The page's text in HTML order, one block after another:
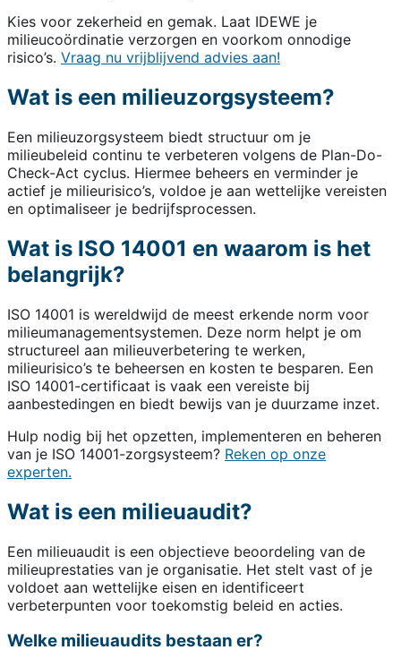
Kies voor zekerheid en gemak. Laat IDEWE je
milieucoördinatie verzorgen en voorkom onnodige
risico’s. Vraag nu vrijblijvend advies aan!
Wat is een milieuzorgsysteem?
Een milieuzorgsysteem biedt structuur om je
milieubeleid continu te verbeteren volgens de Plan-Do-
Check-Act cyclus. Hiermee beheers en verminder je
actief je milieurisico’s, voldoe je aan wettelijke vereisten
en optimaliseer je bedrijfsprocessen.
Wat is ISO 14001 en waarom is het
belangrijk?
ISO 14001 is wereldwijd de meest erkende norm voor
milieumanagementsystemen. Deze norm helpt je om
structureel aan milieuverbetering te werken,
milieurisico’s te beheersen en kosten te besparen. Een
ISO 14001-certificaat is vaak een vereiste bij
aanbestedingen en biedt bewijs van je duurzame inzet.
Hulp nodig bij het opzetten, implementeren en beheren
van je ISO 14001-zorgsysteem? Reken op onze
experten.
Wat is een milieuaudit?
Een milieuaudit is een objectieve beoordeling van de
milieuprestaties van je organisatie. Het stelt vast of je
voldoet aan wettelijke eisen en identificeert
verbeterpunten voor toekomstig beleid en acties.
Welke milieuaudits bestaan er?